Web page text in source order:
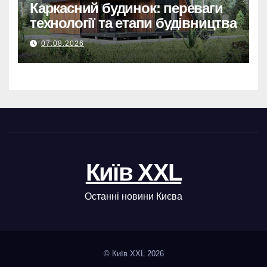
Каркасний будинок: переваги
технології та етапи будівництва
07.08.2026
Київ XXL
Останні новини Києва
© Київ XXL 2026